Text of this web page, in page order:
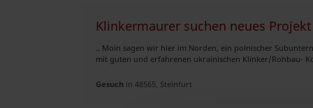
Klinkermaurer suchen neues Projekt
.. Moin sagen wir hier im Norden, ein polnischer
mit guten und erfahrenen ukrainischen Klinker/Rohbau-
Gesuch in 48565, Steinfurt